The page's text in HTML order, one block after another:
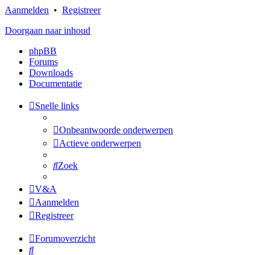
Aanmelden • Registreer
Doorgaan naar inhoud
phpBB
Forums
Downloads
Documentatie
Snelle links
Onbeantwoorde onderwerpen
Actieve onderwerpen
Zoek
V&A
Aanmelden
Registreer
Forumoverzicht
Zoek